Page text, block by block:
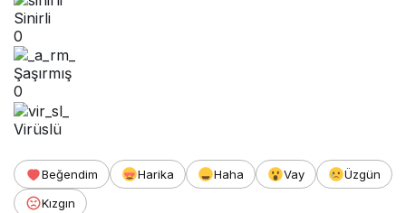
Sinirli
0
Şaşırmış
0
Virüslü
Beğendim Harika Haha Vay
Üzgün
Kızgın